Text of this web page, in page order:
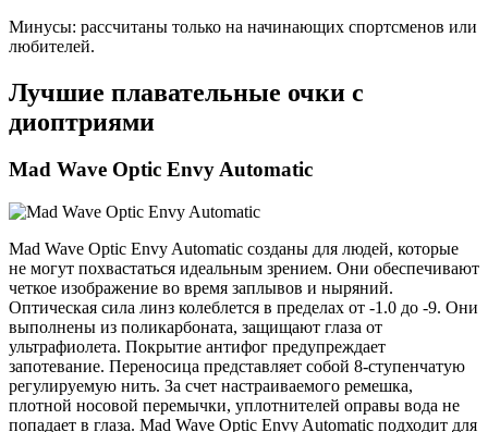
Минусы: рассчитаны только на начинающих спортсменов или
любителей.
Лучшие плавательные очки с
диоптриями
Mad Wave Optic Envy Automatic
Mad Wave Optic Envy Automatic созданы для людей, которые
не могут похвастаться идеальным зрением. Они обеспечивают
четкое изображение во время заплывов и ныряний.
Оптическая сила линз колеблется в пределах от -1.0 до -9. Они
выполнены из поликарбоната, защищают глаза от
ультрафиолета. Покрытие антифог предупреждает
запотевание. Переносица представляет собой 8-ступенчатую
регулируемую нить. За счет настраиваемого ремешка,
плотной носовой перемычки, уплотнителей оправы вода не
попадает в глаза. Mad Wave Optic Envy Automatic подходит для